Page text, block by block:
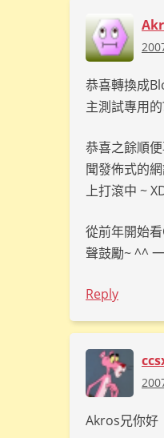
恭喜轉換成
主測試專用
恭喜之餘順
聞發佈式的
上打滾中 ~
從前年開始
聲鼓勵~ ^^
Reply
Akros兄你好